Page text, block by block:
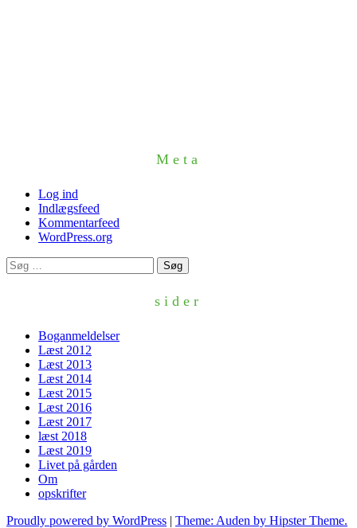
Meta
Log ind
Indlægsfeed
Kommentarfeed
WordPress.org
Søg
efter:
sider
Boganmeldelser
Læst 2012
Læst 2013
Læst 2014
Læst 2015
Læst 2016
Læst 2017
læst 2018
Læst 2019
Livet på gården
Om
opskrifter
Proudly powered by WordPress | Theme: Auden by Hipster Theme.